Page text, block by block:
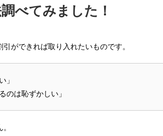
べてみました！
ができれば取り入れたいものです。
」
のは恥ずかしい」